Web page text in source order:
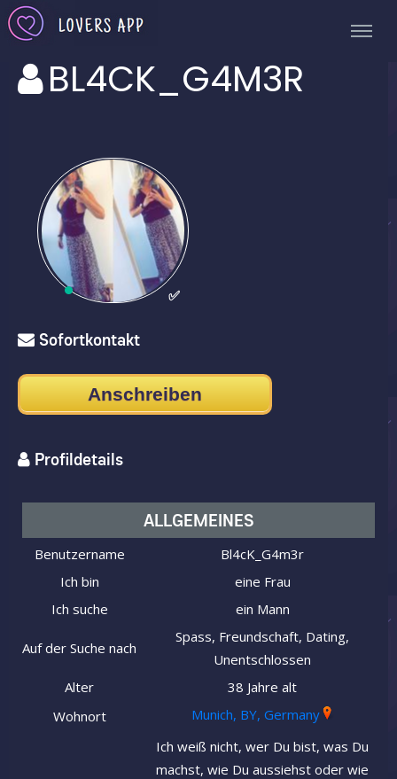
BL4CK_G4M3R
✅
Sofortkontakt
Anschreiben
Profildetails
ALLGEMEINES
Benutzername
Bl4cK_G4m3r
Ich bin
eine Frau
Ich suche
ein Mann
Auf der Suche nach
Spass, Freundschaft, Dating,
Unentschlossen
Alter
38 Jahre alt
Wohnort
Munich, BY, Germany
Ich weiß nicht, wer Du bist, was Du
machst, wie Du aussiehst oder wie